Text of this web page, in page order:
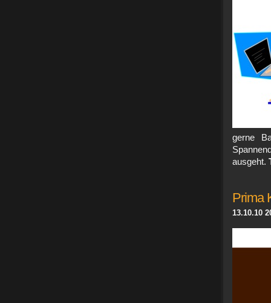
gerne
ausgeht.
Prima
13.10.10